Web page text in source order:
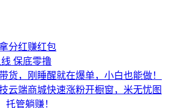
分红赚红包
保底零撸
货，刚睡醒就在爆单，小白也能做！
云端商城快速涨粉开橱窗，米无忧图
托管躺赚！